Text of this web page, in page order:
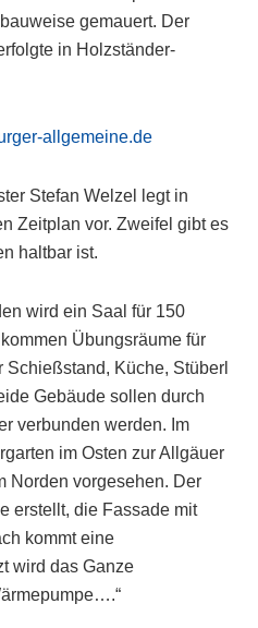
gemauert. Der
in Holzständer-
allgemeine.de
Stefan Welzel legt in
Zeitplan vor. Zweifel gibt es
haltbar ist.
wird ein Saal für 150
Übungsräume für
Küche, Stüberl
Gebäude sollen durch
verbunden werden. Im
im Osten zur Allgäuer
Norden vorgesehen. Der
erstellt, die Fassade mit
kommt eine
wird das Ganze